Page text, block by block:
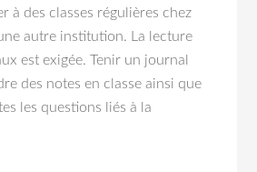
à des classes régulières chez
autre institution. La lecture
est exigée. Tenir un journal
des notes en classe ainsi que
les questions liés à la